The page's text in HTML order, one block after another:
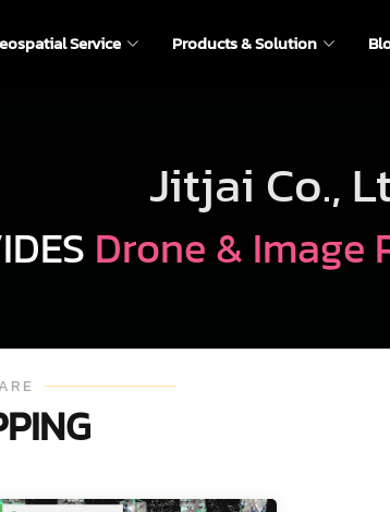
Service Products & Solution
Jitjai Co.,
Drone & Image